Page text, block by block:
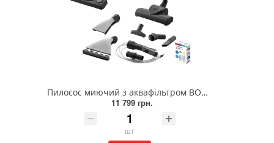
Пилосос миючий з аквафільтром BOSCH BWD41740
11 799 грн.
шт